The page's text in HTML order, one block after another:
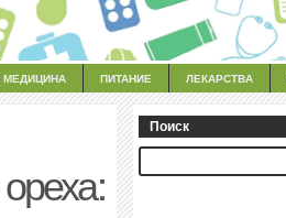
МЕДИЦИНА ПИТАНИЕ ЛЕКАРСТВА
Поиск